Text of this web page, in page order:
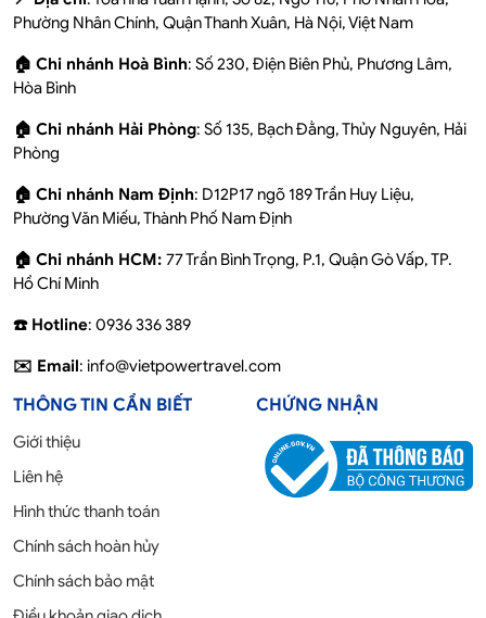
Phường Nhân Chính, Quận Thanh Xuân, Hà Nội, Việt Nam
🏠 Chi nhánh Hoà Bình: Số 230, Điện Biên Phủ, Phương Lâm,
Hòa Bình
🏠 Chi nhánh Hải Phòng: Số 135, Bạch Đằng, Thủy Nguyên, Hải
Phòng
🏠 Chi nhánh Nam Định: D12P17 ngõ 189 Trần Huy Liệu,
Phường Văn Miếu, Thành Phố Nam Định
🏠 Chi nhánh HCM: 77 Trần Bình Trọng, P.1, Quận Gò Vấp, TP.
Hồ Chí Minh
☎️ Hotline: 0936 336 389
✉️ Email: info@vietpowertravel.com
THÔNG TIN CẦN BIẾT
Giới thiệu
Liên hệ
Hình thức thanh toán
Chính sách hoàn hủy
Chính sách bảo mật
CHỨNG NHẬN